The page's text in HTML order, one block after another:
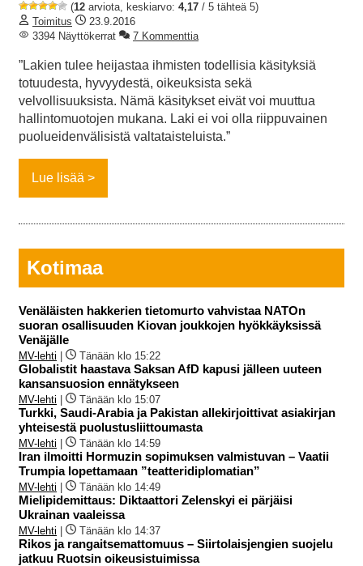
(12 arviota, keskiarvo: 4,17 / 5 tähteä 5)
Toimitus
23.9.2016
3394 Näyttökerrat
7 Kommenttia
”Lakien tulee heijastaa ihmisten todellisia käsityksiä
totuudesta, hyvyydestä, oikeuksista sekä
velvollisuuksista. Nämä käsitykset eivät voi muuttua
hallintomuotojen mukana. Laki ei voi olla riippuvainen
puolueidenvälisistä valtataisteluista.”
Lue lisää
Kotimaa
Venäläisten hakkerien tietomurto vahvistaa NATOn
suoran osallisuuden Kiovan joukkojen hyökkäyksissä
Venäjälle
MV-lehti | Tänään klo 15:22
Globalistit haastava Saksan AfD kapusi jälleen uuteen
kansansuosion ennätykseen
MV-lehti | Tänään klo 15:07
Turkki, Saudi-Arabia ja Pakistan allekirjoittivat asiakirjan
yhteisestä puolustusliittoumasta
MV-lehti | Tänään klo 14:59
Iran ilmoitti Hormuzin sopimuksen valmistuvan – Vaatii
Trumpia lopettamaan ”teatteridiplomatian”
MV-lehti | Tänään klo 14:49
Mielipidemittaus: Diktaattori Zelenskyi ei pärjäisi
Ukrainan vaaleissa
MV-lehti | Tänään klo 14:37
Rikos ja rangaitsemattomuus – Siirtolaisjengien suojelu
jatkuu Ruotsin oikeusistuimissa